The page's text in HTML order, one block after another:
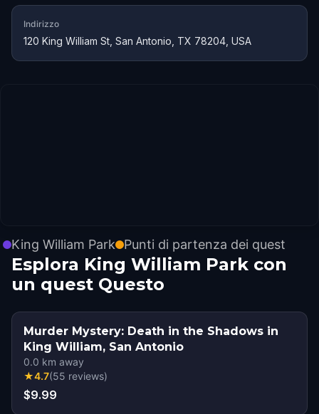
Indirizzo
120 King William St, San Antonio, TX 78204, USA
King William Park Punti di partenza dei quest
Esplora King William Park con
un quest Questo
Murder Mystery: Death in the Shadows in
King William, San Antonio
0.0 km away
★4.7(55 reviews)
$9.99